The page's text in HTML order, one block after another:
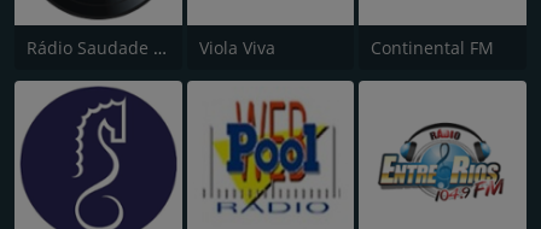
Rádio Saudade FM 100.7 Viola Viva Continental FM